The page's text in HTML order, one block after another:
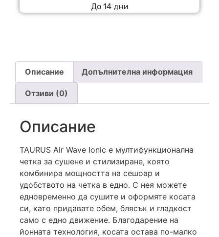
До 14 дни
Описание Допълнителна информация
Отзиви (0)
Описание
TAURUS Air Wave Ionic е мултифункционална
четка за сушене и стилизиране, която
комбинира мощността на сешоар и
удобството на четка в едно. С нея можете
едновременно да сушите и оформяте косата
си, като придавате обем, блясък и гладкост
само с едно движение. Благодарение на
йонната технология, косата остава по-малко